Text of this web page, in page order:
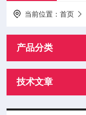
当前位置：首页
产品分类
技术文章